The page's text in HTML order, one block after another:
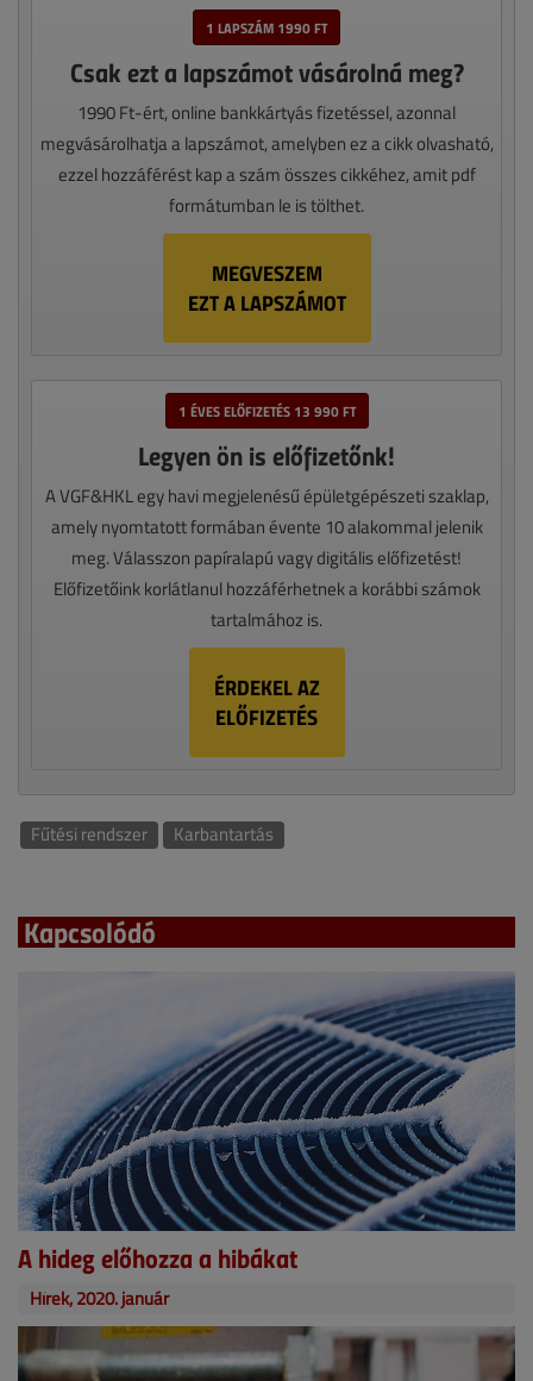
1 LAPSZÁM 1990 FT
Csak ezt a lapszámot vásárolná meg?
1990 Ft-ért, online bankkártyás fizetéssel, azonnal
megvásárolhatja a lapszámot, amelyben ez a cikk olvasható,
ezzel hozzáférést kap a szám összes cikkéhez, amit pdf
formátumban le is tölthet.
MEGVESZEM
EZT A LAPSZÁMOT
1 ÉVES ELŐFIZETÉS 13 990 FT
Legyen ön is előfizetőnk!
A VGF&HKL egy havi megjelenésű épületgépészeti szaklap,
amely nyomtatott formában évente 10 alakommal jelenik
meg. Válasszon papíralapú vagy digitális előfizetést!
Előfizetőink korlátlanul hozzáférhetnek a korábbi számok
tartalmához is.
ÉRDEKEL AZ
ELŐFIZETÉS
Fűtési rendszer Karbantartás
Kapcsolódó
A hideg előhozza a hibákat
Hírek, 2020. január